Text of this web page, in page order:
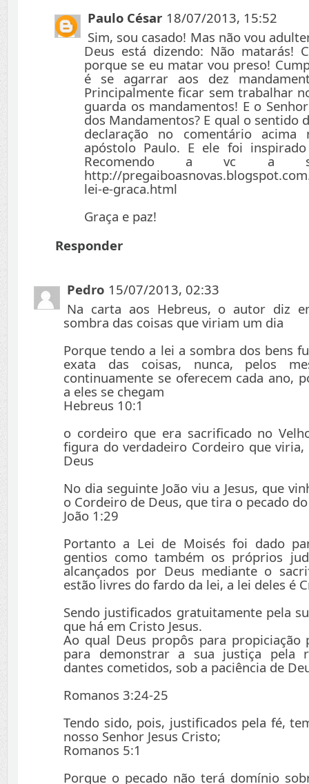
Paulo César 18/07/2013, 15:52
Sim, sou casado! Mas não vou
Deus está dizendo: Não matarás!
porque se eu matar vou preso!
é se agarrar aos dez
Principalmente ficar sem trabalhar
guarda os mandamentos! E o
dos Mandamentos? E qual o sentido
declaração no comentário
apóstolo Paulo. E ele foi
Recomendo a vc a
http://
lei-e-graca.html
Graça e paz!
Responder
Pedro 15/07/2013, 02:33
Na carta aos Hebreus, o autor diz
sombra das coisas que viriam um dia
Porque tendo a lei a sombra dos bens
exata das coisas, nunca, pelos
continuamente se oferecem cada ano,
a eles se chegam
Hebreus 10:1
o cordeiro que era sacrificado no
figura do verdadeiro Cordeiro que viria,
Deus
No dia seguinte João viu a Jesus, que
o Cordeiro de Deus, que tira o pecado
João 1:29
Portanto a Lei de Moisés foi dado
gentios como também os próprios
alcançados por Deus mediante o
estão livres do fardo da lei, a lei deles é
Sendo justificados gratuitamente pela
que há em Cristo Jesus.
Ao qual Deus propôs para propiciação
para demonstrar a sua justiça pela
dantes cometidos, sob a paciência de
Romanos 3:24-25
Tendo sido, pois, justificados pela fé,
nosso Senhor Jesus Cristo;
Romanos 5:1
Porque o pecado não terá domínio